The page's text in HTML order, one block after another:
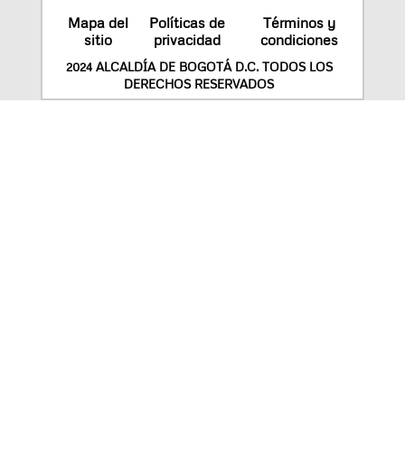
Mapa del
sitio
Políticas de
privacidad
Términos y
condiciones
2024 ALCALDÍA DE BOGOTÁ D.C. TODOS LOS
DERECHOS RESERVADOS